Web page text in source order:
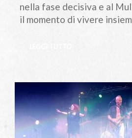
nella fase decisiva e al
il momento di vivere